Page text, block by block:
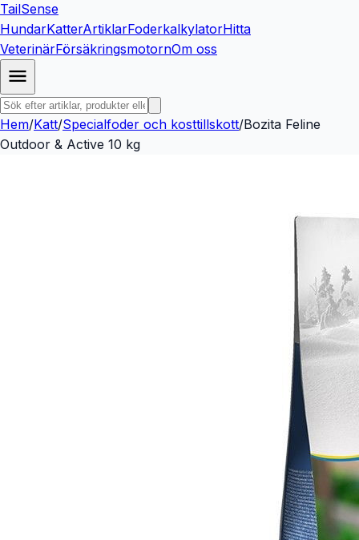
TailSense
HundarKatterArtiklarFoderkalkylatorHitta
VeterinärFörsäkringsmotornOm oss
Hem/Katt/Specialfoder och kosttillskott/Bozita Feline
Outdoor & Active 10 kg